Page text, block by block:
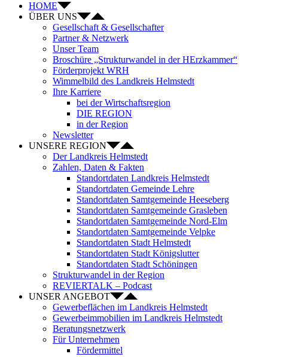
HOME
ÜBER UNS
Gesellschaft & Gesellschafter
Partner & Netzwerk
Unser Team
Broschüre „Strukturwandel in der HErzkammer“
Förderprojekt WRH
Wimmelbild des Landkreis Helmstedt
Ihre Karriere
bei der Wirtschaftsregion
DIE REGION
in der Region
Newsletter
UNSERE REGION
Der Landkreis Helmstedt
Zahlen, Daten & Fakten
Standortdaten Landkreis Helmstedt
Standortdaten Gemeinde Lehre
Standortdaten Samtgemeinde Heeseberg
Standortdaten Samtgemeinde Grasleben
Standortdaten Samtgemeinde Nord-Elm
Standortdaten Samtgemeinde Velpke
Standortdaten Stadt Helmstedt
Standortdaten Stadt Königslutter
Standortdaten Stadt Schöningen
Strukturwandel in der Region
REVIERTALK – Podcast
UNSER ANGEBOT
Gewerbeflächen im Landkreis Helmstedt
Gewerbeimmobilien im Landkreis Helmstedt
Beratungsnetzwerk
Für Unternehmen
Fördermittel